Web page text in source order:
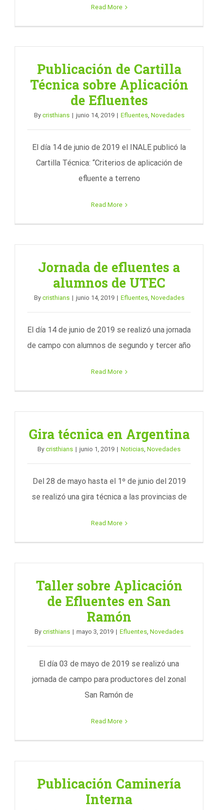
Read More
Publicación de Cartilla
Técnica sobre Aplicación
de Efluentes
By cristhians | junio 14, 2019 | Efluentes, Novedades
El día 14 de junio de 2019 el INALE publicó la
Cartilla Técnica: “Criterios de aplicación de
efluente a terreno
Read More
Jornada de efluentes a
alumnos de UTEC
By cristhians | junio 14, 2019 | Efluentes, Novedades
El día 14 de junio de 2019 se realizó una jornada
de campo con alumnos de segundo y tercer año
Read More
Gira técnica en Argentina
By cristhians | junio 1, 2019 | Noticias, Novedades
Del 28 de mayo hasta el 1º de junio del 2019
se realizó una gira técnica a las provincias de
Read More
Taller sobre Aplicación
de Efluentes en San
Ramón
By cristhians | mayo 3, 2019 | Efluentes, Novedades
El día 03 de mayo de 2019 se realizó una
jornada de campo para productores del zonal
San Ramón de
Read More
Publicación Caminería
Interna